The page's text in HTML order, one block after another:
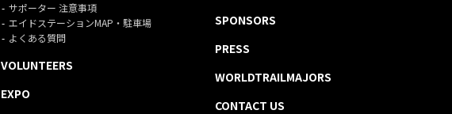
サポーター 注意事項
エイドステーションMAP・駐車場
よくある質問
VOLUNTEERS
EXPO
SPONSORS
PRESS
WORLDTRAILMAJORS
CONTACT US